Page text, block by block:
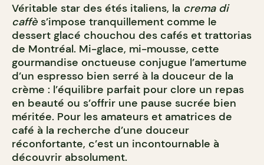
Véritable star des étés italiens, la crema di
caffè s’impose tranquillement comme le
dessert glacé chouchou des cafés et trattorias
de Montréal. Mi-glace, mi-mousse, cette
gourmandise onctueuse conjugue l’amertume
d’un espresso bien serré à la douceur de la
crème : l’équilibre parfait pour clore un repas
en beauté ou s’offrir une pause sucrée bien
méritée. Pour les amateurs et amatrices de
café à la recherche d’une douceur
réconfortante, c’est un incontournable à
découvrir absolument.